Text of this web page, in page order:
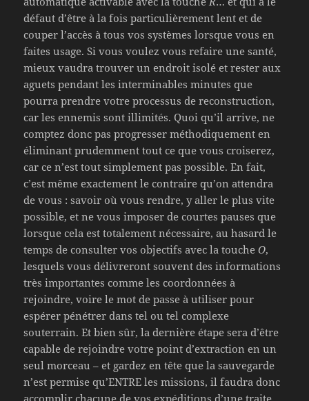
défaut d’être à la fois particulièrement lent et de
couper l’accès à tous vos systèmes lorsque vous en
faites usage. Si vous voulez vous refaire une santé,
mieux vaudra trouver un endroit isolé et rester aux
aguets pendant les interminables minutes que
pourra prendre votre processus de reconstruction,
car les ennemis sont illimités. Quoi qu’il arrive, ne
comptez donc pas progresser méthodiquement en
éliminant prudemment tout ce que vous croiserez,
car ce n’est tout simplement pas possible. En fait,
c’est même exactement le contraire qu’on attendra
de vous : savoir où vous rendre, y aller le plus vite
possible, et ne vous imposer de courtes pauses que
lorsque cela est totalement nécessaire, au hasard le
temps de consulter vos objectifs avec la toucheO,
lesquels vous délivreront souvent des informations
très importantes comme les coordonnées à
rejoindre, voire le mot de passe à utiliser pour
espérer pénétrer dans tel ou tel complexe
souterrain. Et bien sûr, la dernière étape sera d’être
capable de rejoindre votre point d’extraction en un
seul morceau – et gardez en tête que la sauvegarde
n’est permise qu’ENTRE les missions, il faudra donc